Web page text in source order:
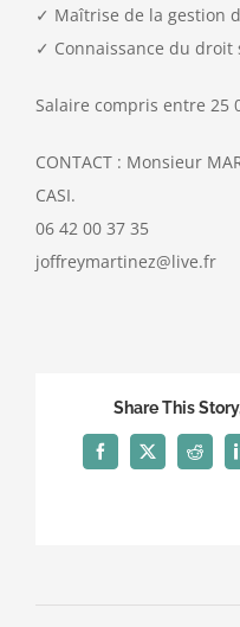
✓ Maîtrise de la gestion
✓ Connaissance du droit
Salaire compris entre 25
CONTACT : Monsieur
CASI.
06 42 00 37 35
joffreymartinez@live.fr
Share This
Facebook
X Reddit